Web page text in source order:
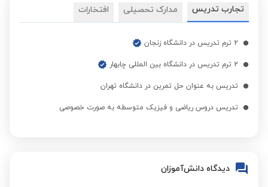
فیزیک یازدهم (علوم تجربی)
ریاضی و آمار دهم (علوم انسانی)
هندسه یازدهم
تجارب تدریس مدارک تحصیلی افتخارات
2 ترم تدریس در دانشگاه زنجان
2 ترم تدریس در دانشگاه بین المللی چابهار
تدریس به عنوان حل تمرین در دانشگاه تهران
تدریس دروس ریاضی و فیزیک متوسطه به صورت خصوصی
دیدگاه دانش‌آموزان